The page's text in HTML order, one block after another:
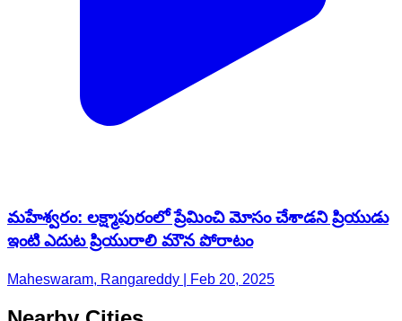
మహేశ్వరం: లక్ష్మాపురంలో ప్రేమించి మోసం చేశాడని ప్రియుడు
ఇంటి ఎదుట ప్రియురాలి మౌన పోరాటం
Maheswaram, Rangareddy | Feb 20, 2025